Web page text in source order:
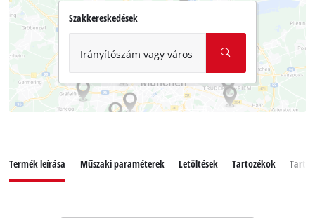
Szakkereskedések
Irányítószám vagy város
Termék leírása Műszaki paraméterek Letöltések Tartozékok